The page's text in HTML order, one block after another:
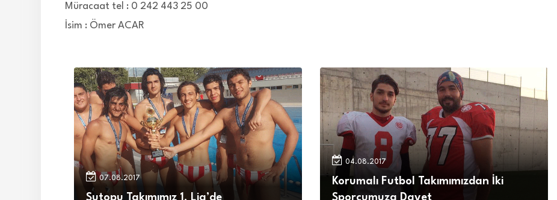
Müracaat tel : 0 242 443 25 00
İsim : Ömer ACAR
07.08.2017
Sutopu Takımımız 1. Lig’de
04.08.2017
Korumalı Futbol Takımımızdan İki
Sporcumuza Davet